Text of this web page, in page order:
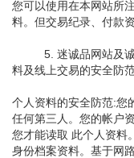
您可以使用在本网站所
料。但交易纪录、付款
5. 迷诚品网站及诚
料及线上交易的安全防
个人资料的安全防范:您
任何第三人。您的帐户
您才能读取 此个人资料
身份档案资料。基于网